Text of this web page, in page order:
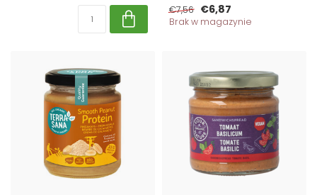
€7,56 €6,87
Brak w magazynie